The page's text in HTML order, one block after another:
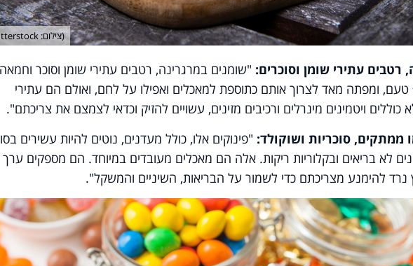
(צילום: shutterstock)
רטבים עתירי שומן וסוכרים: "שומנים במרגרינה, רטבים עתירי שומן וסוכר וחמאה
טעם, ומפתה מאד לצרוך אותם כתוספת למאכלים ואפילו על לחם, ואולם הם עתירי
כוללים ויטמינים מינרלים ורכיבים מזינים, עשויים להזיק וכדאי לצמצם את צריכתם".
ממתקים, סוכריות ושוקולד: "פינוקים אלו, כולל מעדנים, נוטים להיות עשירים
לא בריאים ובקלוריות ריקות. אלה הם מאכלים מעובדים במיוחד. הם מספקים ערך
נרד להימנע מצריכתם כדי לשמור על הבריאות, השיניים והמשקל".